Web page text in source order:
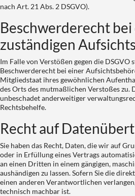
nach Art. 21 Abs. 2 DSGVO).
Beschwerde­recht
zuständigen
Im Falle von Verstößen gegen die DSGVO
Beschwerderecht bei einer
Mitgliedstaat ihres gewöhnlichen
des Orts des mutmaßlichen Verstoßes zu.
unbeschadet anderweitiger
Rechtsbehelfe.
Recht auf
Sie haben das Recht, Daten, die wir auf
oder in Erfüllung eines Vertrags
an einen Dritten in einem gängigen,
aushändigen zu lassen. Sofern Sie die
einen anderen Verantwortlichen
technisch machbar ist.